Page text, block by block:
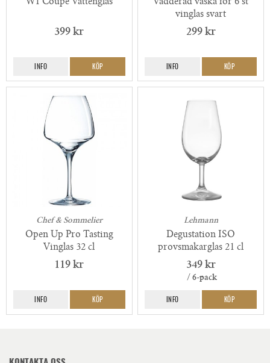
W1 Coupe Vattenglas
399 kr
INFO KÖP
Vadderad väska för 6 st
vinglas svart
299 kr
INFO KÖP
Chef & Sommelier
Open Up Pro Tasting
Vinglas 32 cl
119 kr
INFO KÖP
Lehmann
Degustation ISO
provsmakarglas 21 cl
349 kr
/ 6-pack
INFO KÖP